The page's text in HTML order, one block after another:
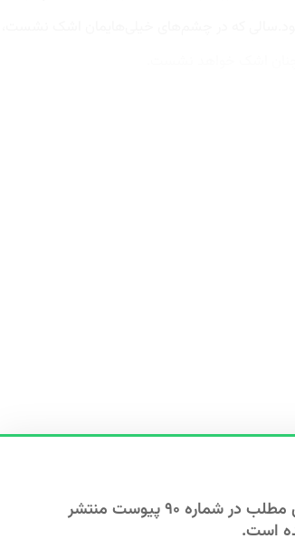
این مطلب در شماره ۹۰ پیوست منتشر
است.